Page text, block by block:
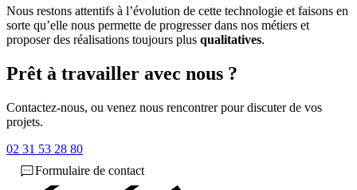
Nous restons attentifs à l’évolution de cette technologie et faisons en
sorte qu’elle nous permette de progresser dans nos métiers et
proposer des réalisations toujours plus qualitatives.
Prêt à travailler avec nous ?
Contactez-nous, ou venez nous rencontrer pour discuter de vos
projets.
02 31 53 28 80
Formulaire de contact